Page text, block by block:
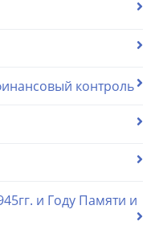
контроль
и Году Памяти и